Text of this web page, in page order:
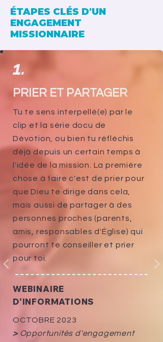
ÉTAPES CLÉS D'UN
ENGAGEMENT
MISSIONNAIRE
1.
PRIER ET PARTAGER
Tu te sens interpellé(e) par le
clip et la série docu de
Dévotion, ou bien tu réfléchis
déjà depuis un certain temps à
l'idée de la mission. La première
chose à faire c'est de prier pour
que Dieu te dirige dans cela,
mais aussi de partager à des
personnes proches (parents,
amis, responsables d'Église) qui
pourront te conseiller et prier
pour toi.
WEBINAIRE
D'INFORMATIONS
OCTOBRE 2023
> Opportunités d'engagement